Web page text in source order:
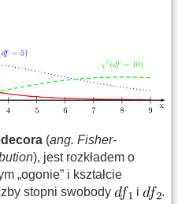
(ang. Fisher-
), jest rozkładem o
„ogonie” i kształcie
stopni swobody
i .